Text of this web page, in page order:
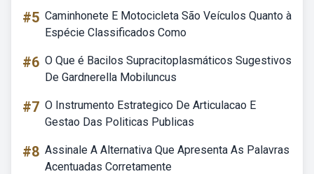
#5 Caminhonete E Motocicleta São Veículos Quanto à
Espécie Classificados Como
#6 O Que é Bacilos Supracitoplasmáticos Sugestivos
De Gardnerella Mobiluncus
#7 O Instrumento Estrategico De Articulacao E
Gestao Das Politicas Publicas
#8 Assinale A Alternativa Que Apresenta As Palavras
Acentuadas Corretamente